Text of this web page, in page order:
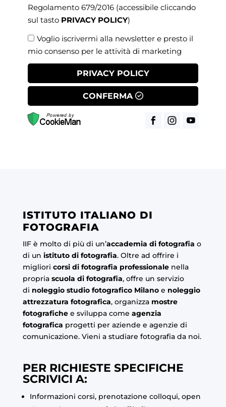
Regolamento 679/2016 (accessibile cliccando
sul tasto PRIVACY POLICY)
Voglio iscrivermi alla newsletter e presto il
mio consenso per le attività di marketing
PRIVACY POLICY
CONFERMA
ISTITUTO ITALIANO DI
FOTOGRAFIA
IIF è molto di più di un’accademia di fotografia o
di un istituto di fotografia. Oltre ad offrire i
migliori corsi di fotografia professionalenella
propria scuola di fotografia, offre un servizio
di noleggio studio fotografico Milano e noleggio
attrezzatura fotografica, organizza mostre
fotografichee sviluppa come agenzia
fotografica progetti per aziende e agenzie di
comunicazione. Vieni a studiare fotografia da noi.
PER RICHIESTE SPECIFICHE
SCRIVICI A:
Informazioni corsi, prenotazione colloqui, open